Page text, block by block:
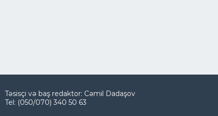
Təsisçi və baş redaktor: Cəmil Dadaşov
Tel: (050/070) 340 50 63